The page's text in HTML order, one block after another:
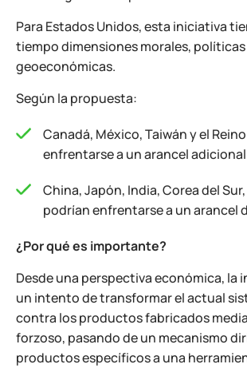
Para Estados Unidos, esta iniciativa
tiempo dimensiones morales,
geoeconómicas.
Según la propuesta:
Canadá, México, Taiwán y el
enfrentarse a un arancel adicional
China, Japón, India, Corea del
podrían enfrentarse a un arancel
¿Por qué es importante?
Desde una perspectiva económica, la
un intento de transformar el actual
contra los productos fabricados
forzoso, pasando de un mecanismo
productos específicos a una